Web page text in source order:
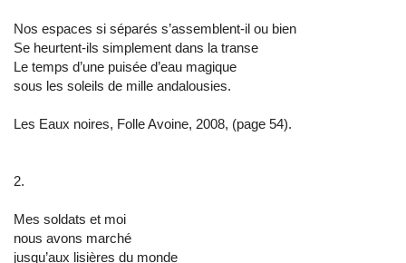
Nos espaces si séparés s’assemblent-il ou bien
Se heurtent-ils simplement dans la transe
Le temps d’une puisée d’eau magique
sous les soleils de mille andalousies.
Les Eaux noires, Folle Avoine, 2008, (page 54).
2.
Mes soldats et moi
nous avons marché
jusqu’aux lisières du monde